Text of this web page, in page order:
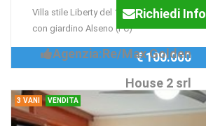
Villa stile Liberty del 1900 indipendente
con giardino Alseno (PC)
Richiedi Info
Agenzia:Re/Max Golden
House 2 srl
€ 100.000
3 VANI VENDITA